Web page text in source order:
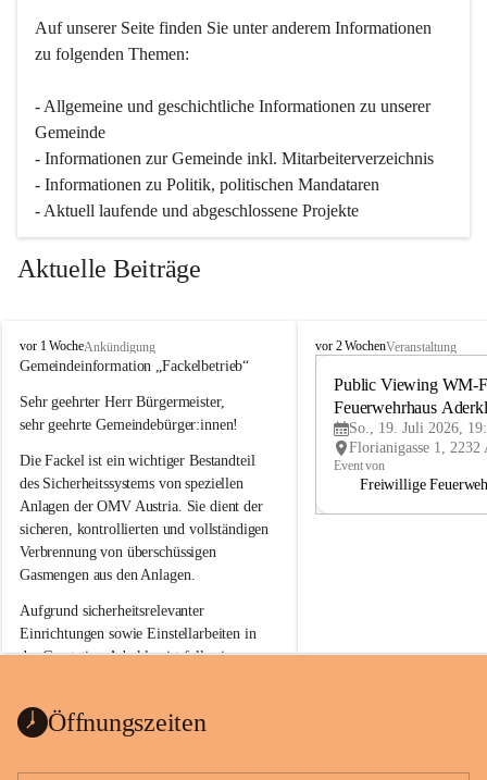
Auf unserer Seite finden Sie un­ter an­de­rem Informationen
zu folgenden Themen:
- Allgemeine und geschichtliche Informationen zu unserer
Gemeinde
- Informationen zur Gemeinde inkl. Mitarbeiterverzeichnis
- Informationen zu Politik, politischen Mandataren
- Aktuell laufende und abgeschlossene Projekte
Aktuelle Beiträge
A
d
r
k
a
a
vor 1 WocheAnkündigung
Gemeindeinformation „Fackelbetrieb“
Sehr geehrter Herr Bürgermeister,
sehr geehrte Gemeindebürger:innen!
Die Fackel ist ein wichtiger Bestandteil
des Sicherheitssystems von speziellen
Anlagen der OMV Austria. Sie dient der
sicheren, kontrollierten und vollständigen
Verbrennung von überschüssigen
Gasmengen aus den Anlagen.
Aufgrund sicherheitsrelevanter
Einrichtungen sowie Einstellarbeiten in
der Gasstation Aderklaa ist fallweise
kommenden Tagen und Wochen wird
sein.
A
vor 2 WochenVeranstaltung
Public Viewing WM-
Feuerwehrhaus
So., 19. Juli 2026,
Event von
Freiwillige
Öffnungszeiten